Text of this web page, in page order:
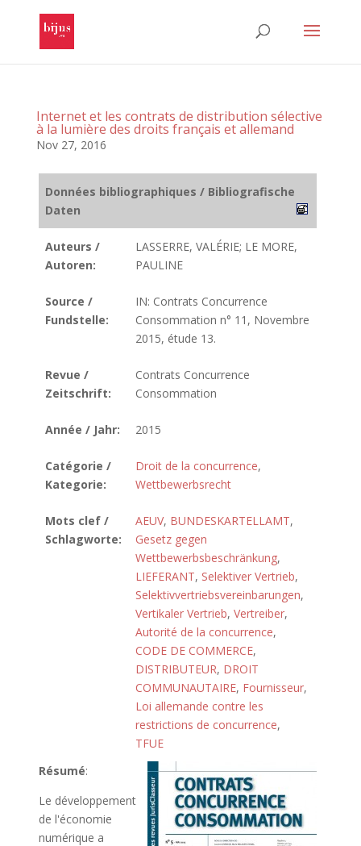
Internet et les contrats de distribution sélective
à la lumière des droits français et allemand
Nov 27, 2016
Données bibliographiques / Bibliografische
Daten
Auteurs /
Autoren:
LASSERRE, VALÉRIE; LE MORE,
PAULINE
Source /
Fundstelle:
IN: Contrats Concurrence
Consommation n° 11, Novembre
2015, étude 13.
Revue /
Zeitschrift:
Contrats Concurrence
Consommation
Année / Jahr: 2015
Catégorie /
Kategorie:
Droit de la concurrence,
Wettbewerbsrecht
Mots clef /
Schlagworte:
AEUV, BUNDESKARTELLAMT,
Gesetz gegen
Wettbewerbsbeschränkung,
LIEFERANT, Selektiver Vertrieb,
Selektivvertriebsvereinbarungen,
Vertikaler Vertrieb, Vertreiber,
Autorité de la concurrence,
CODE DE COMMERCE,
DISTRIBUTEUR, DROIT
COMMUNAUTAIRE, Fournisseur,
Loi allemande contre les
restrictions de concurrence,
TFUE
Résumé:
Le développement
de l'économie
numérique a